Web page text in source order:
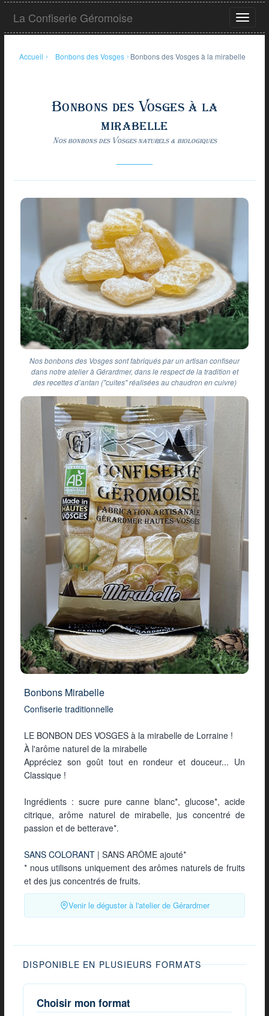
Aller
contenu
Ouvrir
le
La Confiserie Géromoise
Accueil › Bonbons des Vosges › Bonbons des Vosges à la mirabelle
Bonbons des Vosges à la
mirabelle
Nos bonbons des Vosges naturels & biologiques
Nos bonbons des Vosges sont fabriqués par un artisan confiseur
dans notre atelier à Gérardmer, dans le respect de la tradition et
des recettes d’antan ("cuites" réalisées au chaudron en cuivre)
Bonbons Mirabelle
Confiserie traditionnelle
LE BONBON DES VOSGES à la mirabelle de Lorraine !
À l'arôme naturel de la mirabelle
Appréciez son goût tout en rondeur et douceur... Un
Classique !
Ingrédients : sucre pure canne blanc*, glucose*, acide
citrique, arôme naturel de mirabelle, jus concentré de
passion et de betterave*.
SANS COLORANT | SANS ARÔME ajouté*
* nous utilisons uniquement des arômes naturels de fruits
et des jus concentrés de fruits.
Venir le déguster à l'atelier de Gérardmer
DISPONIBLE EN PLUSIEURS FORMATS
Choisir mon format